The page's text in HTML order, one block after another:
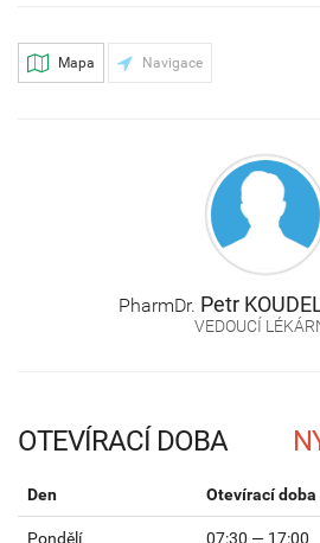
Mapa Navigace
PharmDr. Petr
VEDOUCÍ
OTEVÍRACÍ DOBA
Den Otevírací doba
Pondělí 07:30 — 17:00